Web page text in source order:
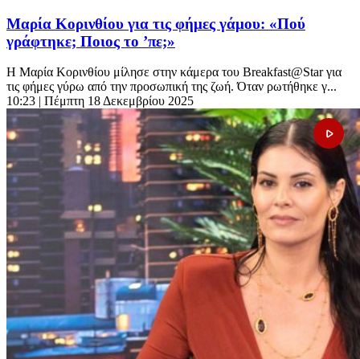
Μαρία Κορινθίου για τις φήμες γάμου: «Πού
γράφτηκε; Ποιος το ’πε;»
Η Μαρία Κορινθίου μίλησε στην κάμερα του Breakfast@Star για
τις φήμες γύρω από την προσωπική της ζωή. Όταν ρωτήθηκε γ...
10:23 | Πέμπτη 18 Δεκεμβρίου 2025